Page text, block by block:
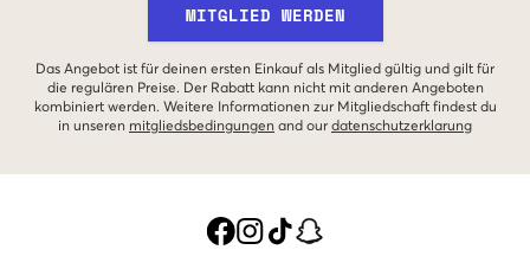
MITGLIED WERDEN
Das Angebot ist für deinen ersten Einkauf als Mitglied gültig und gilt für
die regulären Preise. Der Rabatt kann nicht mit anderen Angeboten
kombiniert werden. Weitere Informationen zur Mitgliedschaft findest du
in unseren mitgliedsbedingungen and our datenschutzerklarung